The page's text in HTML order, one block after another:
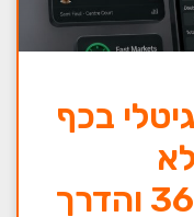
בכף
לפלטפורמת בט 365 והדרך